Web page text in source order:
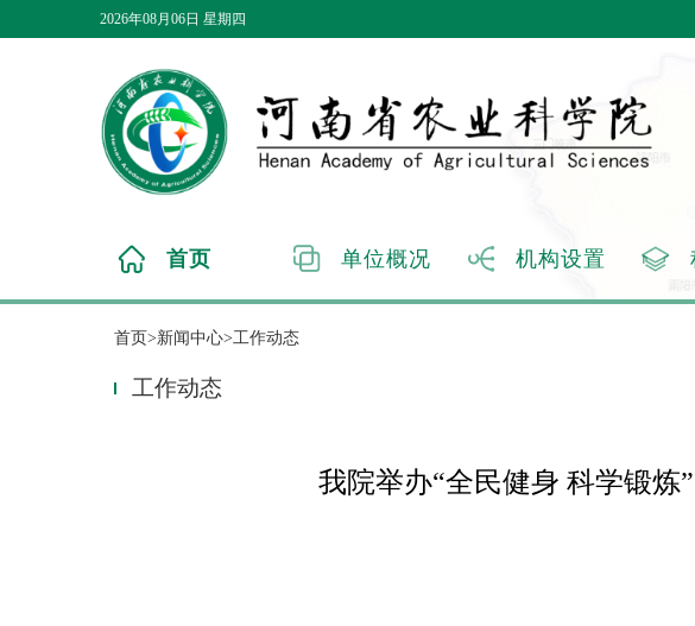
2026年08月06日 星期四
首页 单位概况 机构设置
首页>新闻中心>工作动态
工作动态
我院举办“全民健身 科学锻炼